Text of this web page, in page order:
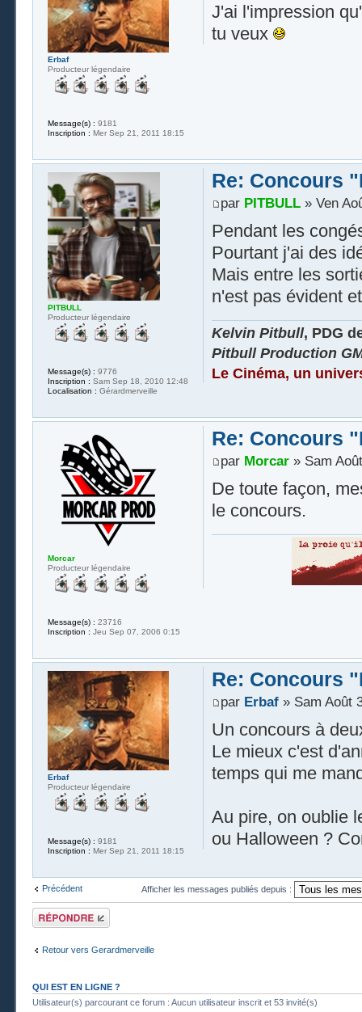
J'ai l'impression
tu veux
Erbaf
Producteur légendaire
Message(s) : 9181
Inscription : Mer Sep 21, 2011 18:15
Re: Concours
par PITBULL» Ven
Pendant les
Pourtant j'ai des
Mais entre les
n'est pas évident
Kelvin Pitbull, PDG
Pitbull Production
Le Cinéma, un
PITBULL
Producteur légendaire
Message(s) : 9776
Inscription : Sam Sep 18, 2010 12:48
Localisation : Gérardmerveille
Re: Concours
par Morcar» Sam
De toute façon,
le concours.
Morcar
Producteur légendaire
Message(s) : 23716
Inscription : Jeu Sep 07, 2006 0:15
Re: Concours
par Erbaf» Sam Août
Un concours à
Le mieux c'est
temps qui me
Au pire, on oublie
ou Halloween ?
Erbaf
Producteur légendaire
Message(s) : 9181
Inscription : Mer Sep 21, 2011 18:15
Précédent Afficher les messages publiés depuis :
Publier une
réponse
Retour vers Gerardmerveille
QUI EST EN LIGNE ?
Utilisateur(s) parcourant ce forum : Aucun utilisateur inscrit et 53 invité(s)